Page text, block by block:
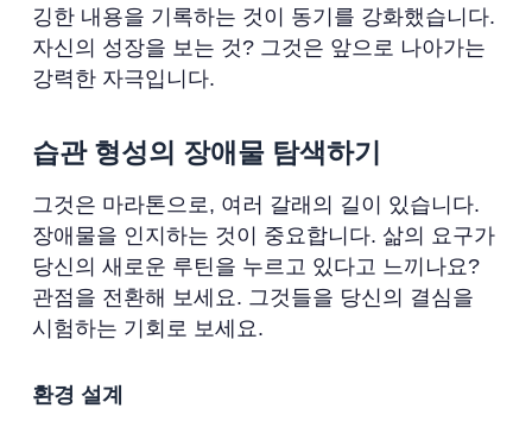
깅한 내용을 기록하는 것이 동기를 강화했습니다.
자신의 성장을 보는 것? 그것은 앞으로 나아가는
강력한 자극입니다.
습관 형성의 장애물 탐색하기
그것은 마라톤으로, 여러 갈래의 길이 있습니다.
장애물을 인지하는 것이 중요합니다. 삶의 요구가
당신의 새로운 루틴을 누르고 있다고 느끼나요?
관점을 전환해 보세요. 그것들을 당신의 결심을
시험하는 기회로 보세요.
환경 설계